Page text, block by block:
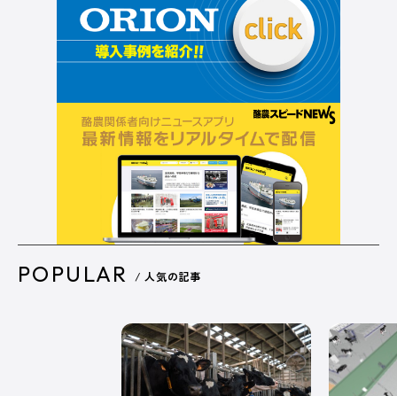
POPULAR / 人気の記事